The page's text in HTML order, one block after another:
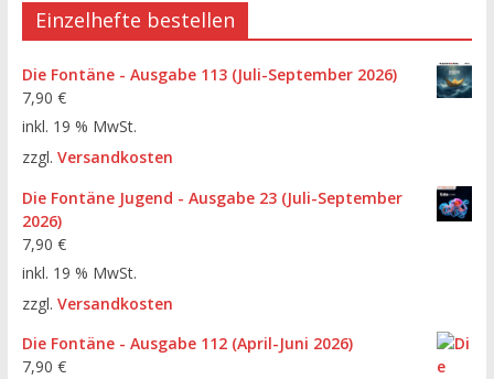
Einzelhefte bestellen
Die Fontäne - Ausgabe 113 (Juli-September 2026)
7,90 €
inkl. 19 % MwSt.
zzgl. Versandkosten
Die Fontäne Jugend - Ausgabe 23 (Juli-September
2026)
7,90 €
inkl. 19 % MwSt.
zzgl. Versandkosten
Die Fontäne - Ausgabe 112 (April-Juni 2026)
7,90 €